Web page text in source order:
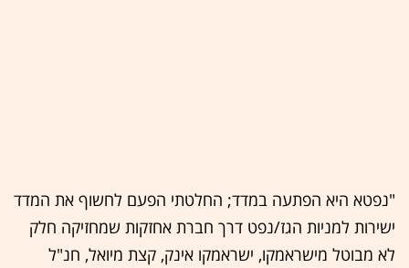
"נפטא היא הפתעה במדד; החלטתי הפעם לחשוף את המדד
ישירות למניות הגז/נפט דרך חברת אחזקות שמחזיקה חלק
לא מבוטל מישראמקו, ישראמקו אינק, קצת מיואל, חנ"ל